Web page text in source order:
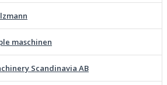
maschinen
Scandinavia AB